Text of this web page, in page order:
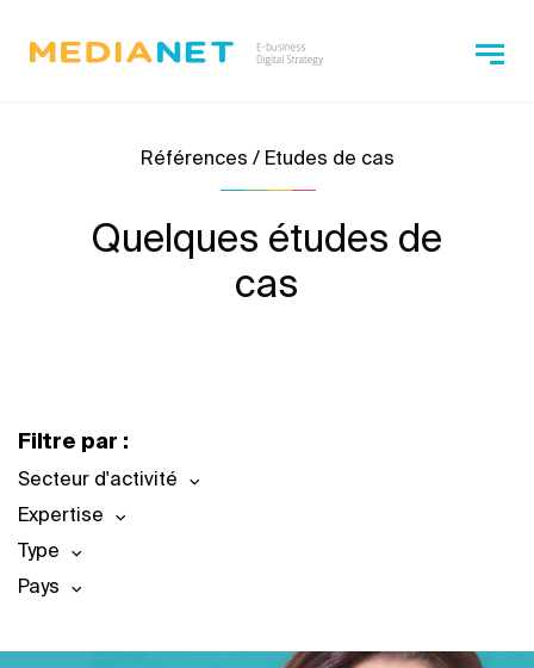
Références / Etudes de cas
Quelques études de
cas
Filtre par :
Secteur d'activité
Expertise
Type
Pays